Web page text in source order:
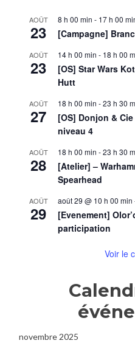
AOÛT
23
8 h 00 min - 17 h 00
[Campagne]
AOÛT
23
14 h 00 min - 18 h 00
[OS] Star Wars
Hutt
AOÛT
27
18 h 00 min -23 h 30
[OS] Donjon &
niveau 4
AOÛT
28
18 h 00 min -23 h 30
[Atelier] –
Spearhead
AOÛT
29
août 29 @ 10 h 00 min
[Evenement]
participation
Voir le
novembre 2025